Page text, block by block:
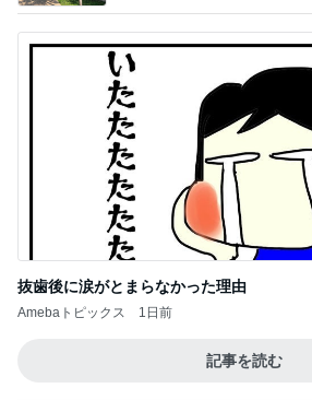
抜歯後に涙がとまらなかった理由
Amebaトピックス 1日前
記事を読む